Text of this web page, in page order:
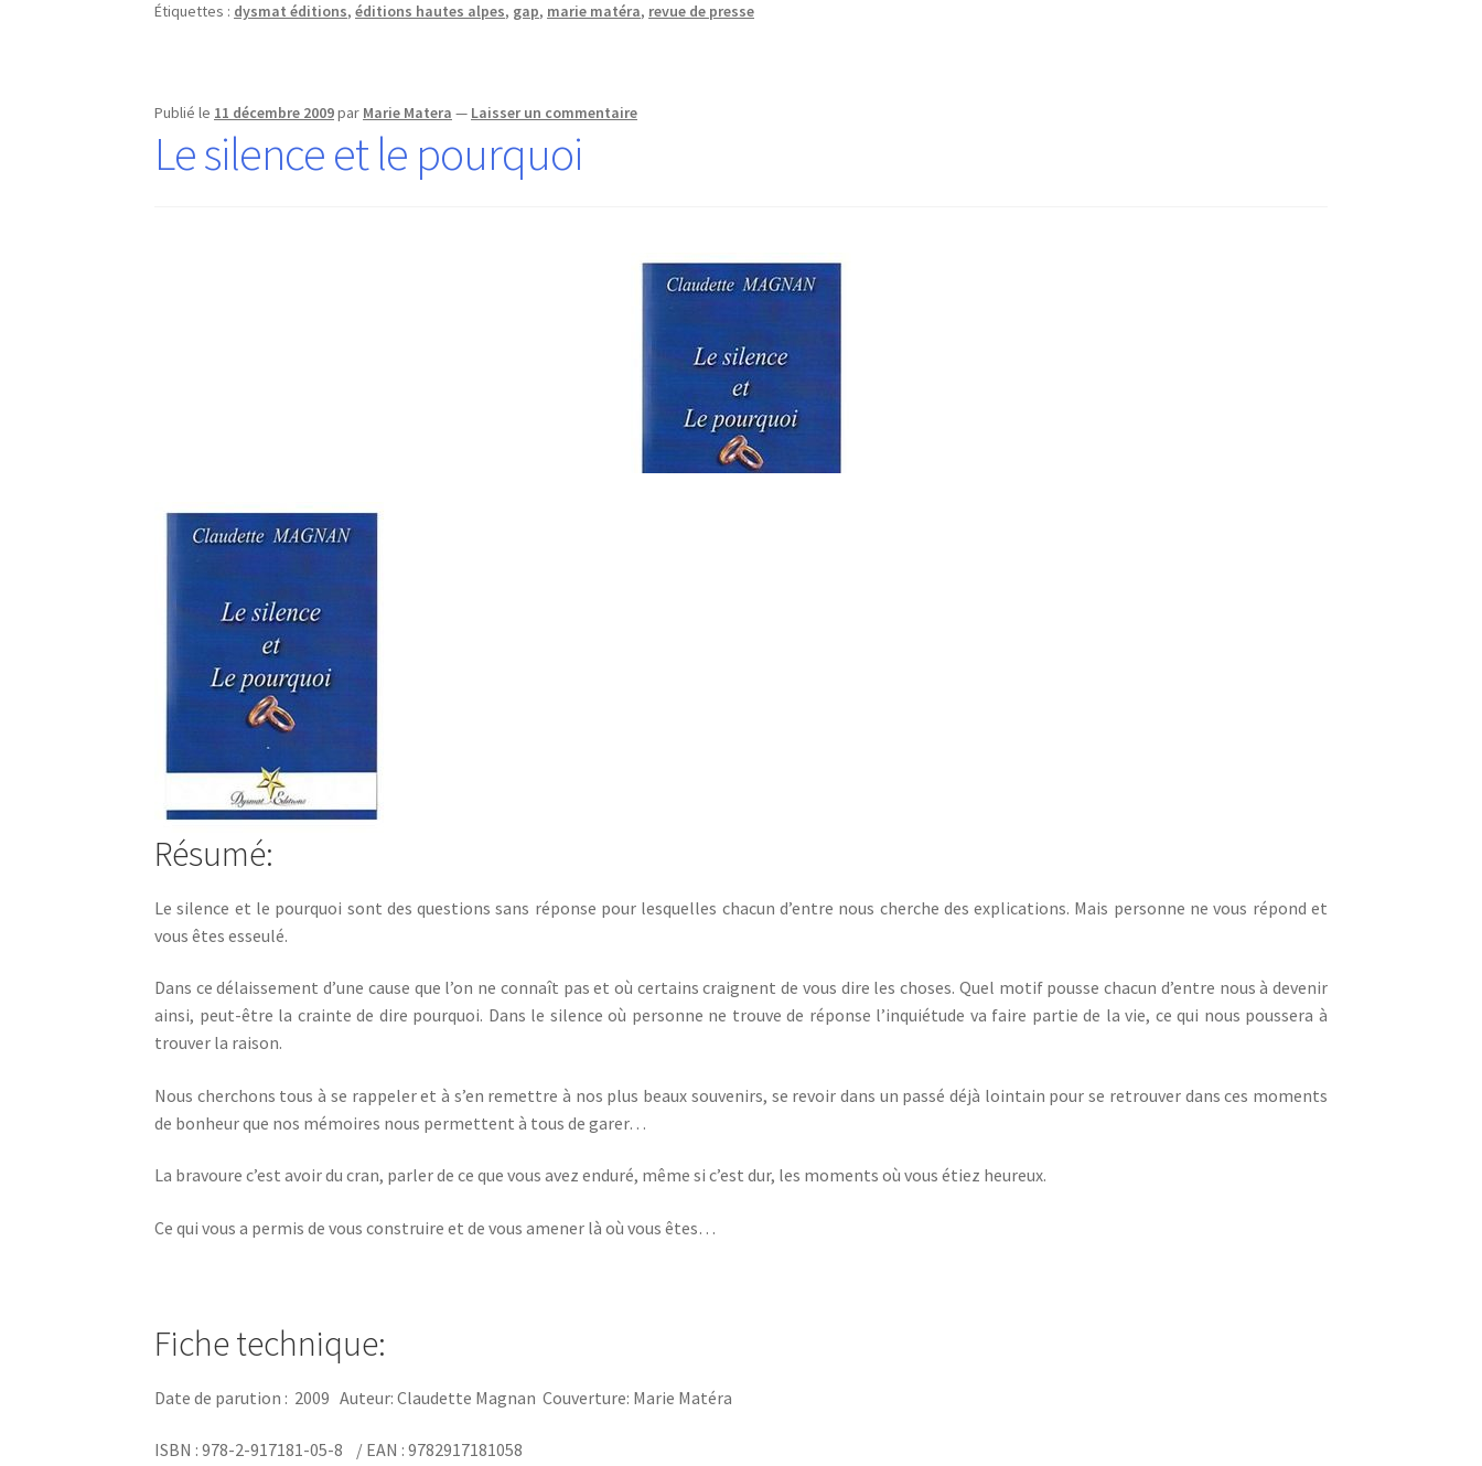
Étiquettes : dysmat éditions,éditions hautes alpes, gap, marie matéra, revue de presse
Publié le 11 décembre 2009par Marie Matera — Laisser un commentaire
Le silence et le pourquoi
Résumé:
Le silence et le pourquoi sont des questions sans réponse pour lesquelles chacun d’entre nous cherche des explications. Mais personne ne vous répond et
vous êtes esseulé.
Dans ce délaissement d’une cause que l’on ne connaît pas et où certains craignent de vous dire les choses. Quel motif pousse chacun d’entre nous à devenir
ainsi, peut-être la crainte de dire pourquoi. Dans le silence où personne ne trouve de réponse l’inquiétude va faire partie de la vie, ce qui nous poussera à
trouver la raison.
Nous cherchons tous à se rappeler et à s’en remettre à nos plus beaux souvenirs, se revoir dans un passé déjà lointain pour se retrouver dans ces moments
de bonheur que nos mémoires nous permettent à tous de garer…
La bravoure c’est avoir du cran, parler de ce que vous avez enduré, même si c’est dur, les moments où vous étiez heureux.
Ce qui vous a permis de vous construire et de vous amener là où vous êtes…
Fiche technique:
Date de parution : 2009Auteur: Claudette Magnan Couverture: Marie Matéra
ISBN : 978-2-917181-05-8 / EAN : 9782917181058